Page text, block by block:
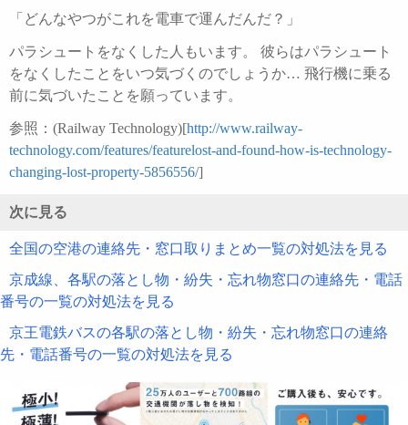
「どんなやつがこれを電車で運んだんだ？」
パラシュートをなくした人もいます。 彼らはパラシュート
をなくしたことをいつ気づくのでしょうか… 飛行機に乗る
前に気づいたことを願っています。
参照：(Railway Technology)[http://www.railway-
technology.com/features/featurelost-and-found-how-is-technology-
changing-lost-property-5856556/]
次に見る
全国の空港の連絡先・窓口取りまとめ一覧の対処法を見る
京成線、各駅の落とし物・紛失・忘れ物窓口の連絡先・電話
番号の一覧の対処法を見る
京王電鉄バスの各駅の落とし物・紛失・忘れ物窓口の連絡
先・電話番号の一覧の対処法を見る